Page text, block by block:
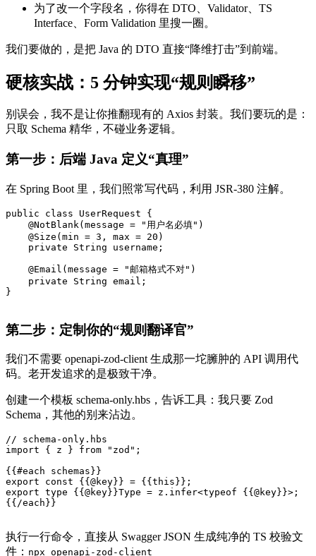
为了改一个字段名，你得在 DTO、Validator、TS
Interface、Form Validation 里搜一圈。
我们要做的，是把 Java 的 DTO 直接“降维打击”到前端。
硬核实战：5 分钟实现“规则瞬移”
别误会，我不是让你推翻现有的 Axios 封装。我们要玩的是：
只取 Schema 精华，不碰业务逻辑。
第一步：后端 Java 定义“真理”
在 Spring Boot 里，我们照常写代码，利用 JSR-380 注解。
public class UserRequest {
@NotBlank(message = "用户名必填")
@Size(min = 3, max = 20)
private String username;
@Email(message = "邮箱格式不对")
private String email;
}
第二步：定制你的“规则翻译官”
我们不需要 openapi-zod-client 生成那一坨臃肿的 API 调用代
码。老开发追求的是极致干净。
创建一个模板 schema-only.hbs，告诉工具：我只要 Zod
Schema，其他的别来沾边。
// schema-only.hbs
import { z } from "zod";
{{ #each schemas}}
export const {{@key}} = {{this}};
export type {{@key}}Type = z.infer<typeof {{@key}}>;
{{/each}}
执行一行命令，直接从 Swagger JSON 生成纯净的 TS 校验文
件： npx openapi-zod-client